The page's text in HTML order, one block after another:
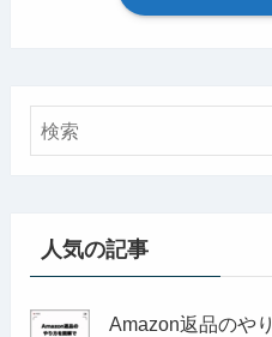
人気の記事
Amazon返品のや